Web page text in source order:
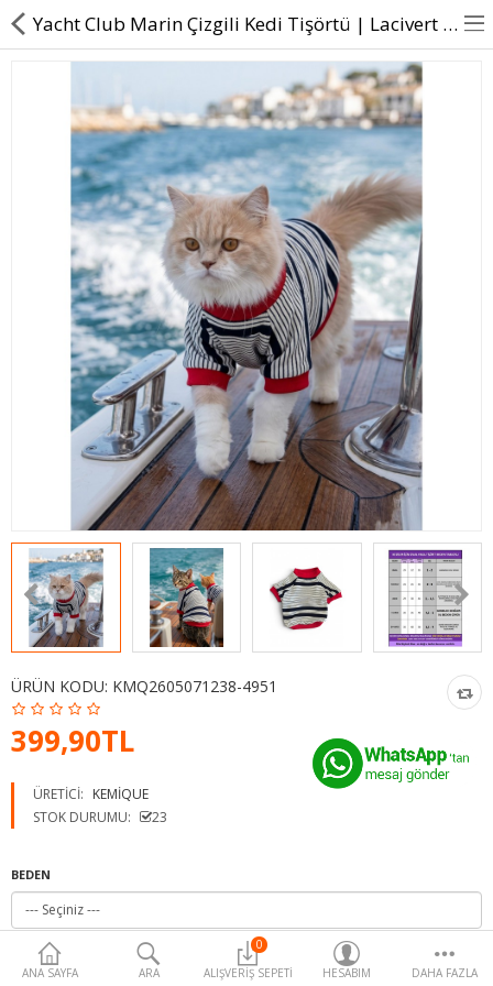
BASINDA BİZ
KÖPEKLER İÇİN
KEDİLER İÇİN
AKSESUAR
BEDEN YARDIMI
Karşılaştır A. Listem (0)
Para Birimi
ANA SAYFA ARA
0
ALIŞVERIŞ SEPETI
HESABIM DAHA FAZLA
Yacht Club Marin Çizgili Kedi Tişörtü | Lacivert Kırmızı Yazlık Kedi Kıyafeti
ÜRÜN KODU: KMQ2605071238-4951
399,90TL
ÜRETICI: KEMIQUE
STOK DURUMU:
23
BEDEN